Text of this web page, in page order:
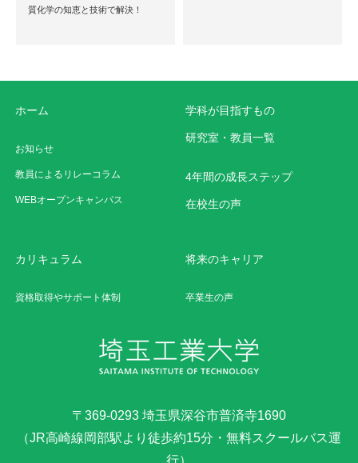
質化学の知恵と技術で解決！
ホーム
お知らせ
教員によるリレーコラム
WEBオープンキャンパス
学科が目指すもの
研究室・教員一覧
4年間の成長ステップ
在校生の声
カリキュラム
資格取得やサポート体制
将来のキャリア
卒業生の声
〒369-0293 埼玉県深谷市普済寺1690
（JR高崎線岡部駅より徒歩約15分・無料スクールバス運
行）